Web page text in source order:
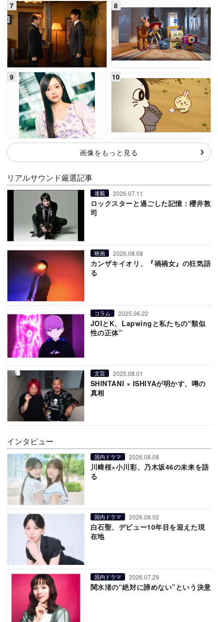
画像をもっと見る
リアルサウンド厳選記事
連載 2026.07.11
ロックスターと過ごした記憶：櫻井敦
司
映画 2026.08.08
カンザキイオリ、『禍禍女』の狂気語
る
コラム 2025.06.22
JOIとK、Lapwingと私たちの“類似
性の正体”
文芸 2025.08.01
SHINTANI × ISHIYAが明かす、噂の
真相
インタビュー
国内ドラマ 2026.08.08
川﨑桜×小川彩、乃木坂46の未来を語
る
国内ドラマ 2026.08.02
白石聖、デビュー10年目を迎えた現
在地
国内ドラマ 2026.07.29
関水渚の“絶対に諦めない”という決意